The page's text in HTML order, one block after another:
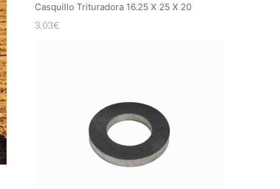
Casquillo Trituradora 16.25 X 25 X 20
3,03€